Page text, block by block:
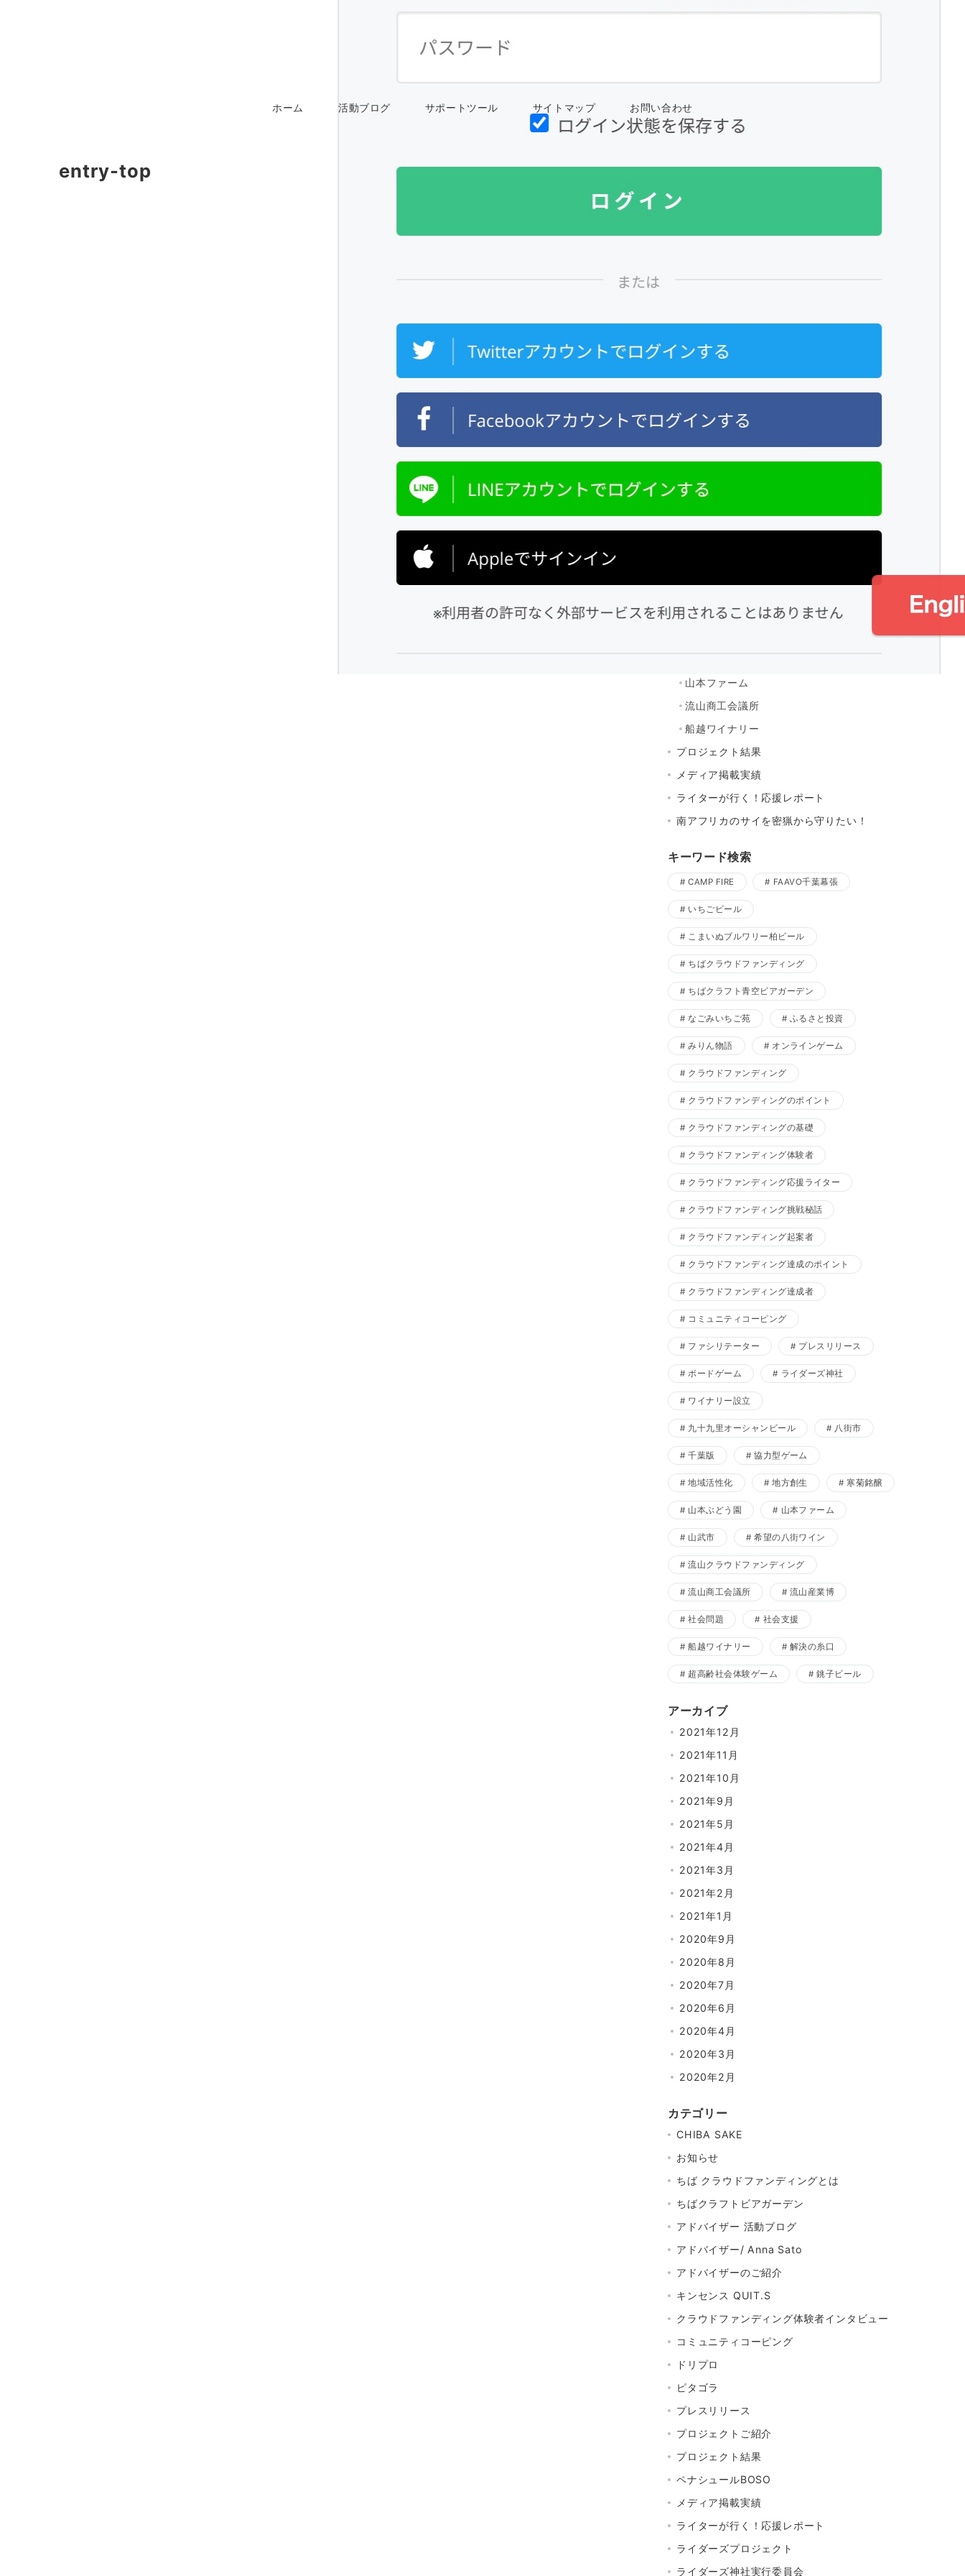
ホーム 活動ブログ サポートツール サイトマップ お問い合わせ
entry-top サイト内検索
索：
クラウドファンディング体験者インタビュー
ピタゴラ
プレスリリース
ペナシュールBOSO
山本ファーム
流山商工会議所
船越ワイナリー
プロジェクト結果
メディア掲載実績
ライターが行く！応援レポート
南アフリカのサイを密猟から守りたい！
キーワード検索
CAMP FIRE FAAVO千葉幕張
いちごビール
こまいぬブルワリー柏ビール
ちばクラウドファンディング
ちばクラフト青空ビアガーデン
なごみいちご苑 ふるさと投資
みりん物語 オンラインゲーム
クラウドファンディング
クラウドファンディングのポイント
クラウドファンディングの基礎
クラウドファンディング体験者
クラウドファンディング応援ライター
クラウドファンディング挑戦秘話
クラウドファンディング起案者
クラウドファンディング達成のポイント
クラウドファンディング達成者
コミュニティコーピング
ファシリテーター プレスリリース
ボードゲーム ライダーズ神社
ワイナリー設立
九十九里オーシャンビール 八街市
千葉版 協力型ゲーム
地域活性化 地方創生 寒菊銘醸
山本ぶどう園 山本ファーム
山武市 希望の八街ワイン
流山クラウドファンディング
流山商工会議所 流山産業博
社会問題 社会支援
船越ワイナリー 解決の糸口
超高齢社会体験ゲーム 銚子ビール
アーカイブ
2021年12月
2021年11月
2021年10月
2021年9月
2021年5月
2021年4月
2021年3月
2021年2月
2021年1月
2020年9月
2020年8月
2020年7月
2020年6月
2020年4月
2020年3月
2020年2月
カテゴリー
CHIBA SAKE
お知らせ
ちば クラウドファンディングとは
ちばクラフトビアガーデン
アドバイザー 活動ブログ
アドバイザー/ Anna Sato
アドバイザーのご紹介
キンセンス QUIT.S
クラウドファンディング体験者インタビュー
コミュニティコーピング
ドリプロ
ピタゴラ
プレスリリース
プロジェクトご紹介
プロジェクト結果
ペナシュールBOSO
メディア掲載実績
ライターが行く！応援レポート
ライダーズプロジェクト
ライダーズ神社実行委員会